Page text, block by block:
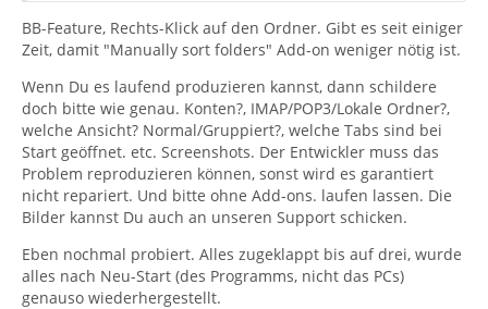
BB-Feature, Rechts-Klick auf den Ordner. Gibt es seit einiger
Zeit, damit "Manually sort folders" Add-on weniger nötig ist.
Wenn Du es laufend produzieren kannst, dann schildere
doch bitte wie genau. Konten?, IMAP/POP3/Lokale Ordner?,
welche Ansicht? Normal/Gruppiert?, welche Tabs sind bei
Start geöffnet. etc. Screenshots. Der Entwickler muss das
Problem reproduzieren können, sonst wird es garantiert
nicht repariert. Und bitte ohne Add-ons. laufen lassen. Die
Bilder kannst Du auch an unseren Support schicken.
Eben nochmal probiert. Alles zugeklappt bis auf drei, wurde
alles nach Neu-Start (des Programms, nicht das PCs)
genauso wiederhergestellt.